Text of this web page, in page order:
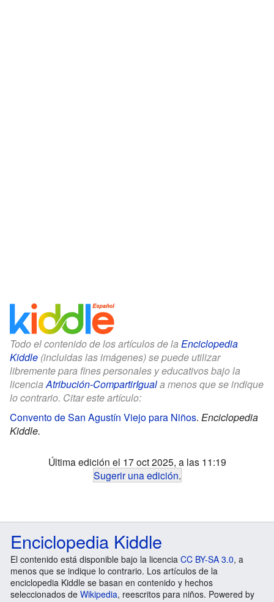
Todo el contenido de los artículos de la Enciclopedia
Kiddle (incluidas las imágenes) se puede utilizar
libremente para fines personales y educativos bajo la
licenciaAtribución-CompartirIguala menos que se indique
lo contrario. Citar este artículo:
Convento de San Agustín Viejo para Niños. Enciclopedia
Kiddle.
Última edición el 17 oct 2025, a las 11:19
Sugerir una edición.
Enciclopedia Kiddle
El contenido está disponible bajo la licencia CC BY-SA 3.0, a
menos que se indique lo contrario. Los artículos de la
enciclopedia Kiddle se basan en contenido y hechos
seleccionados de Wikipedia, reescritos para niños. Powered by